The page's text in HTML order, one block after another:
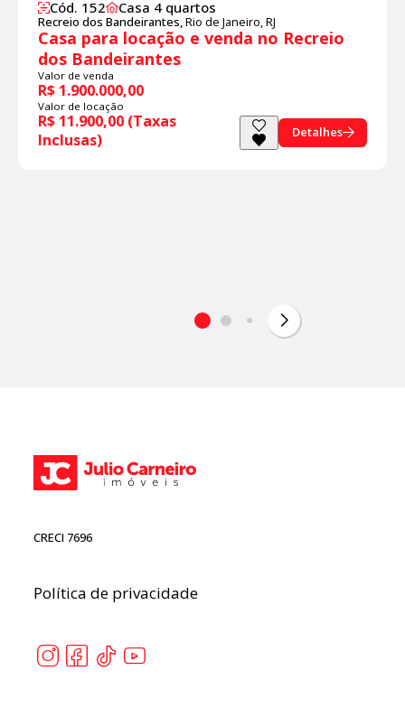
Cód. 152 Casa 4 quartos
Recreio dos Bandeirantes,Rio de Janeiro, RJ
Casa para locação e venda no Recreio
dos Bandeirantes
Valor de venda
R$ 1.900.000,00
Valor de locação
R$ 11.900,00 (Taxas
Inclusas)
Detalhes
CRECI 7696
Política de privacidade